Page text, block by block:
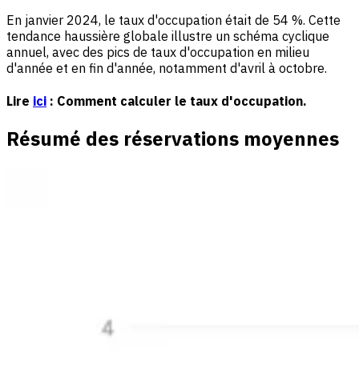
En janvier 2024, le taux d'occupation était de 54 %. Cette
tendance haussière globale illustre un schéma cyclique
annuel, avec des pics de taux d'occupation en milieu
d'année et en fin d'année, notamment d'avril à octobre.
Lire ici : Comment calculer le taux d'occupation.
Résumé des réservations moyennes